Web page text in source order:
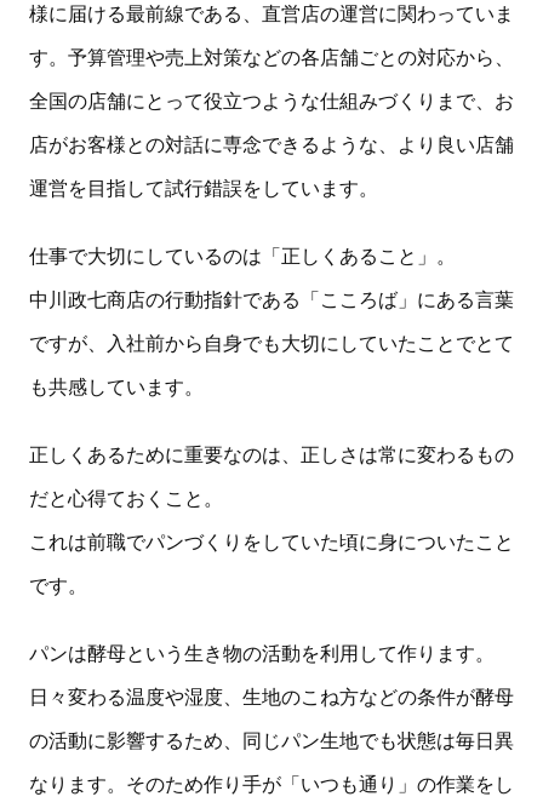
様に届ける最前線である、直営店の運営に関わっていま
す。予算管理や売上対策などの各店舗ごとの対応から、
全国の店舗にとって役立つような仕組みづくりまで、お
店がお客様との対話に専念できるような、より良い店舗
運営を目指して試行錯誤をしています。
仕事で大切にしているのは「正しくあること」。
中川政七商店の行動指針である「こころば」にある言葉
ですが、入社前から自身でも大切にしていたことでとて
も共感しています。
正しくあるために重要なのは、正しさは常に変わるもの
だと心得ておくこと。
これは前職でパンづくりをしていた頃に身についたこと
です。
パンは酵母という生き物の活動を利用して作ります。
日々変わる温度や湿度、生地のこね方などの条件が酵母
の活動に影響するため、同じパン生地でも状態は毎日異
なります。そのため作り手が「いつも通り」の作業をし